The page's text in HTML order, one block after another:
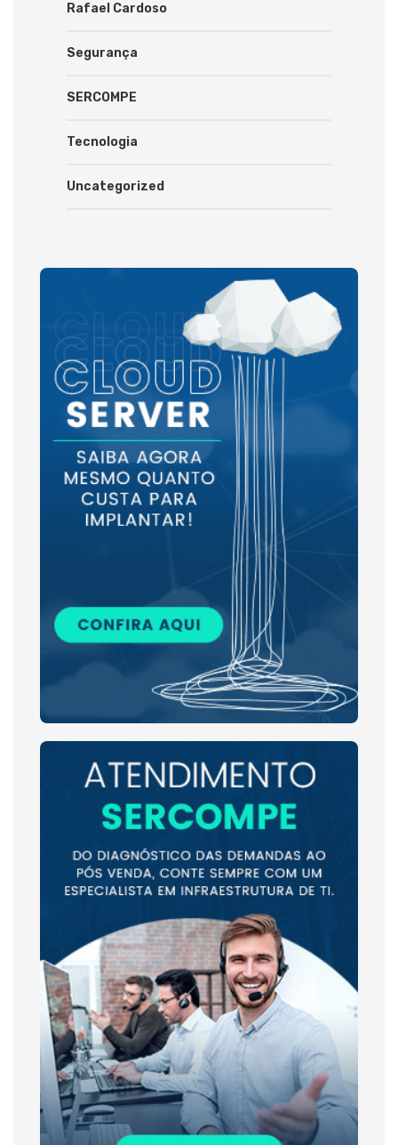
Rafael Cardoso
Segurança
SERCOMPE
Tecnologia
Uncategorized